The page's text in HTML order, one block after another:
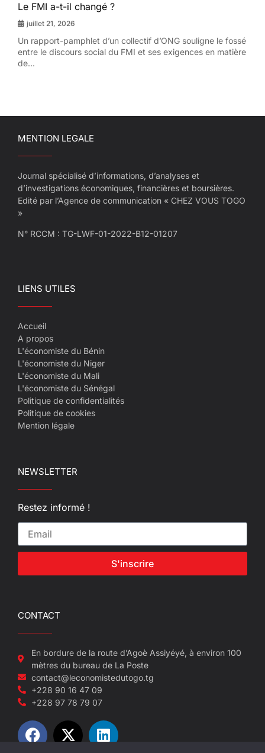
Le FMI a-t-il changé ?
juillet 21, 2026
Un rapport-pamphlet d’un collectif d’ONG souligne le fossé
entre le discours social du FMI et ses exigences en matière
de...
MENTION LEGALE
Journal spécialisé d’informations, d’analyses et
d’investigations économiques, financières et boursières.
Edité par l’Agence de communication « CHEZ VOUS TOGO
»
N° RCCM : TG-LWF-01-2022-B12-01207
LIENS UTILES
Accueil
A propos
L'économiste du Bénin
L'économiste du Niger
L'économiste du Mali
L'économiste du Sénégal
Politique de confidentialités
Politique de cookies
Mention légale
NEWSLETTER
Restez informé !
S'inscrire
CONTACT
En bordure de la route d’Agoè Assiyéyé, à environ 100
mètres du bureau de La Poste
contact@leconomistedutogo.tg
+228 90 16 47 09
+228 97 78 79 07